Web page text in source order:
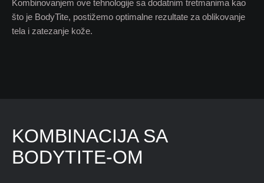
Kombinovanjem ove tehnologije sa dodatnim tretmanima kao
što je BodyTite, postižemo optimalne rezultate za oblikovanje
tela i zatezanje kože.
KOMBINACIJA SA
BODYTITE-OM